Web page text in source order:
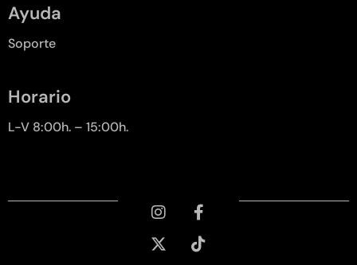
Ayuda
Soporte
Horario
L-V 8:00h. – 15:00h.